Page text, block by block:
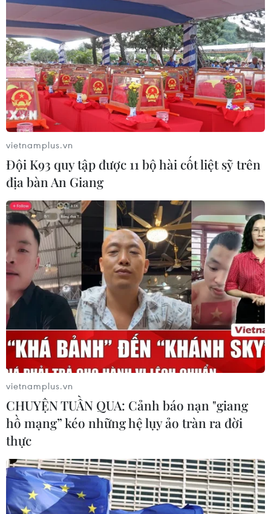
08/08/2026 05:38
Chuyển mạnh sang ngăn chặn,
phòng ngừa từ sớm, từ xa thông tin
xấu độc trên mạng
08/08/2026 05:35
CƠ QUAN CHỦ QUẢN: THÔNG TẤN XÃ VIỆT NAM
Tổng Biên tập: TRẦN TIẾN DUẨN
Phó Tổng Biên tập: NGUYỄN THỊ TÁM, KHÚC THANH
THỦY
Sở hữu trí tuệ
Quy định sử dụng
RSS
Hỗ trợ
Ngôn ngữ
TTXVN
Dịch vụ tin
Liên hệ
Giấy phép số: 1374/GP-BTTTT do Bộ Thông tin và Truyền thông
cấp ngày 11/9/2008.
Quảng cáo: Phó TBT Nguyễn Thị Tám: 093.5958688, Email:
vietnamplus.vn
Đội K93 quy tập được 11 bộ hài cốt liệt sỹ trên
địa bàn An Giang
vietnamplus.vn
CHUYỆN TUẦN QUA: Cảnh báo nạn "giang
hồ mạng” kéo những hệ lụy ảo tràn ra đời
thực